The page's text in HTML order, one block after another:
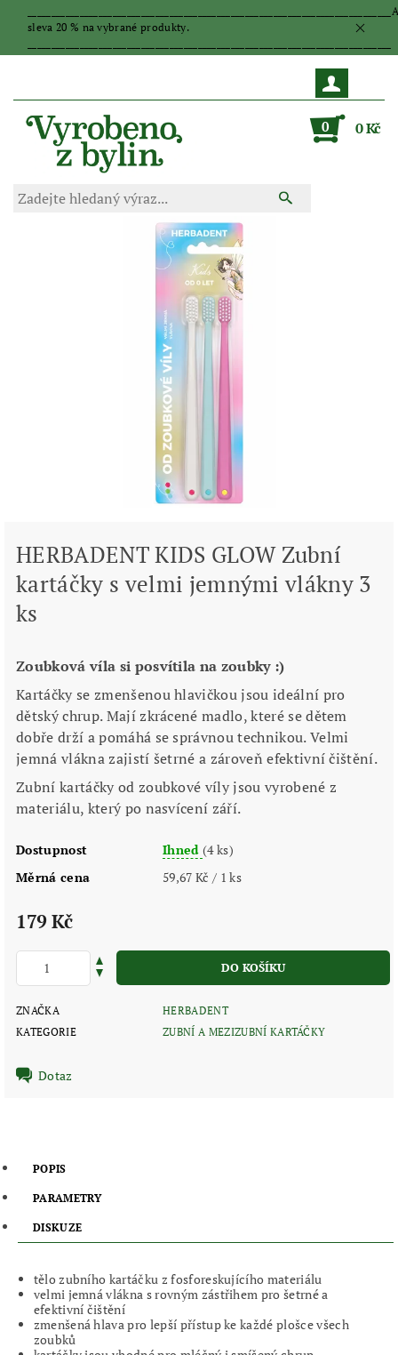
sleva 20 % na vybrané produkty.
0 0 Kč
HERBADENT KIDS GLOW Zubní
kartáčky s velmi jemnými vlákny 3
ks
Zoubková víla si posvítila na zoubky :)
Kartáčky se zmenšenou hlavičkou jsou ideální pro
dětský chrup. Mají zkrácené madlo, které se dětem
dobře drží a pomáhá se správnou technikou. Velmi
jemná vlákna zajistí šetrné a zároveň efektivní čištění.
Zubní kartáčky od zoubkové víly jsou vyrobené z
materiálu, který po nasvícení září.
Dostupnost Ihned(4 ks)
Měrná cena
59,67 Kč / 1 ks
179 Kč
ZNAČKA
HERBADENT
KATEGORIE
ZUBNÍ A MEZIZUBNÍ KARTÁČKY
Dotaz
POPIS
PARAMETRY
DISKUZE
tělo zubního kartáčku z fosforeskujícího materiálu
velmi jemná vlákna s rovným zástřihem pro šetrné a
efektivní čištění
zmenšená hlava pro lepší přístup ke každé plošce všech
zoubků